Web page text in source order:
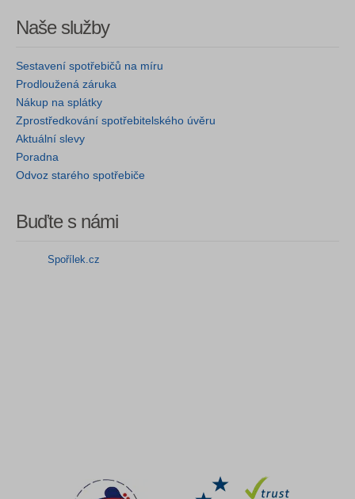
Naše služby
Sestavení spotřebičů na míru
Prodloužená záruka
Nákup na splátky
Zprostředkování spotřebitelského úvěru
Aktuální slevy
Poradna
Odvoz starého spotřebiče
Buďte s námi
Spořílek.cz